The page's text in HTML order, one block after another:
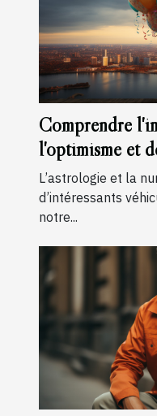
Comprendre
l'optimisme et
chiffre du
L’astrologie et la
d’intéressants
notre...